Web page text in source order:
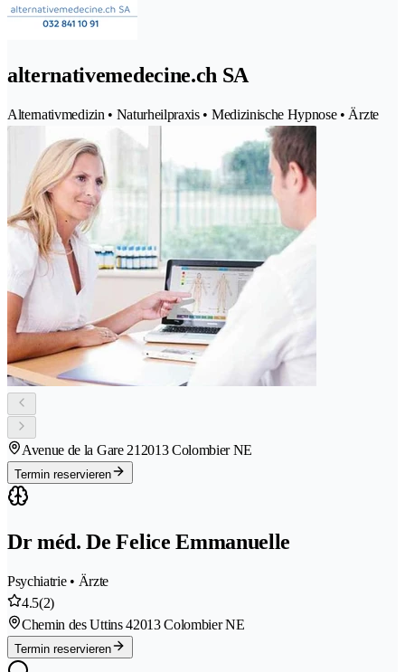
alternativemedecine.ch SA
Alternativmedizin • Naturheilpraxis • Medizinische Hypnose • Ärzte
Avenue de la Gare 21 2013 Colombier NE
Termin reservieren
Dr méd. De Felice Emmanuelle
Psychiatrie • Ärzte
4.5(2)
Chemin des Uttins 42013 Colombier NE
Termin reservieren